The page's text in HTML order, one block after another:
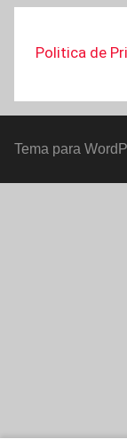
Politica de
Tema para